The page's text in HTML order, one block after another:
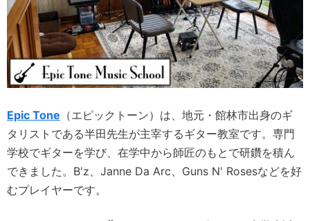
Epic Tone （エピックトーン）は、地元・館林市出身のギ
タリストである半田先生が主宰するギター教室です。専門
学校でギターを学び、在学中から師匠のもとで研鑽を積ん
できました。B'z、Janne Da Arc、Guns N' Rosesなどを好
むプレイヤーです。